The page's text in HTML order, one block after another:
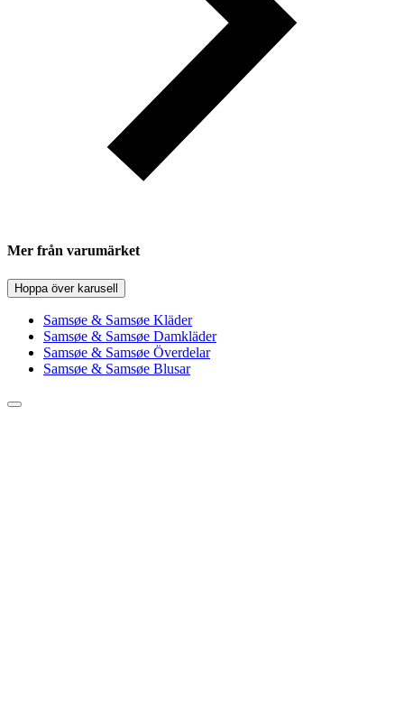
Mer från varumärket
Hoppa över karusell
Samsøe & Samsøe Kläder
Samsøe & Samsøe Damkläder
Samsøe & Samsøe Överdelar
Samsøe & Samsøe Blusar